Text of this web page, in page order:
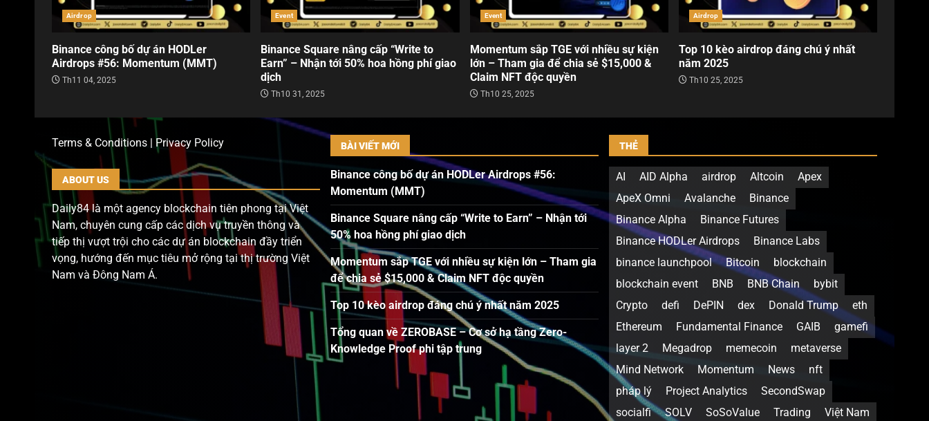
Airdrop
Binance công bố dự án HODLer
Airdrops #56: Momentum (MMT)
Th11 04, 2025
Event
Binance Square nâng cấp “Write to
Earn” – Nhận tới 50% hoa hồng phí giao
dịch
Th10 31, 2025
Event
Momentum sắp TGE với nhiều sự kiện
lớn – Tham gia để chia sẻ $15,000 &
Claim NFT độc quyền
Th10 25, 2025
Airdrop
Top 10 kèo airdrop đáng chú ý nhất
năm 2025
Th10 25, 2025
Terms & Conditions | Privacy Policy
ABOUT US
Daily84 là một agency blockchain tiên phong tại Việt
Nam, chuyên cung cấp các dịch vụ truyền thông và
tiếp thị vượt trội cho các dự án blockchain đầy triển
vọng, hướng đến mục tiêu mở rộng tại thị trường Việt
Nam và Đông Nam Á.
BÀI VIẾT MỚI
Binance công bố dự án HODLer Airdrops #56:
Momentum (MMT)
Binance Square nâng cấp “Write to Earn” – Nhận tới
50% hoa hồng phí giao dịch
Momentum sắp TGE với nhiều sự kiện lớn – Tham gia
để chia sẻ $15,000 & Claim NFT độc quyền
Top 10 kèo airdrop đáng chú ý nhất năm 2025
Tổng quan về ZEROBASE – Cơ sở hạ tầng Zero-
Knowledge Proof phi tập trung
THẺ
AI AID Alpha airdrop Altcoin
Apex
ApeX Omni
Avalanche
Binance
Binance Alpha
Binance Futures
Binance HODLer Airdrops
Binance Labs
binance launchpool
Bitcoin
blockchain
blockchain event
BNB BNB Chain
bybit
Crypto
defi DePIN dex Donald Trump
eth
Ethereum
Fundamental Finance GAIB
gamefi
layer 2
Megadrop memecoin
metaverse
Mind Network
Momentum News
nft
pháp lý
Project Analytics
SecondSwap
socialfi
SOLV SoSoValue Trading Việt Nam